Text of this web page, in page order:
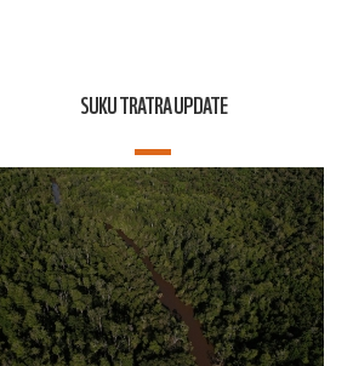
SUKU TRATRA UPDATE